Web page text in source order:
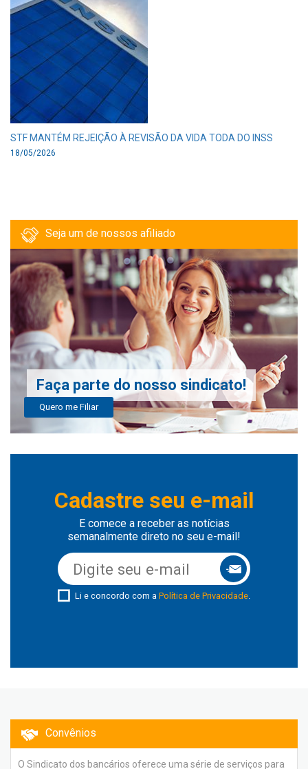
STF MANTÉM REJEIÇÃO À REVISÃO DA VIDA TODA DO INSS
18/05/2026
Seja um de nossos afiliado
Faça parte do nosso sindicato!
Quero me Filiar
Cadastre seu e-mail
E comece a receber as notícias
semanalmente direto no seu e-mail!
Li e concordo com a Política de Privacidade.
Convênios
O Sindicato dos bancários oferece uma série de serviços para